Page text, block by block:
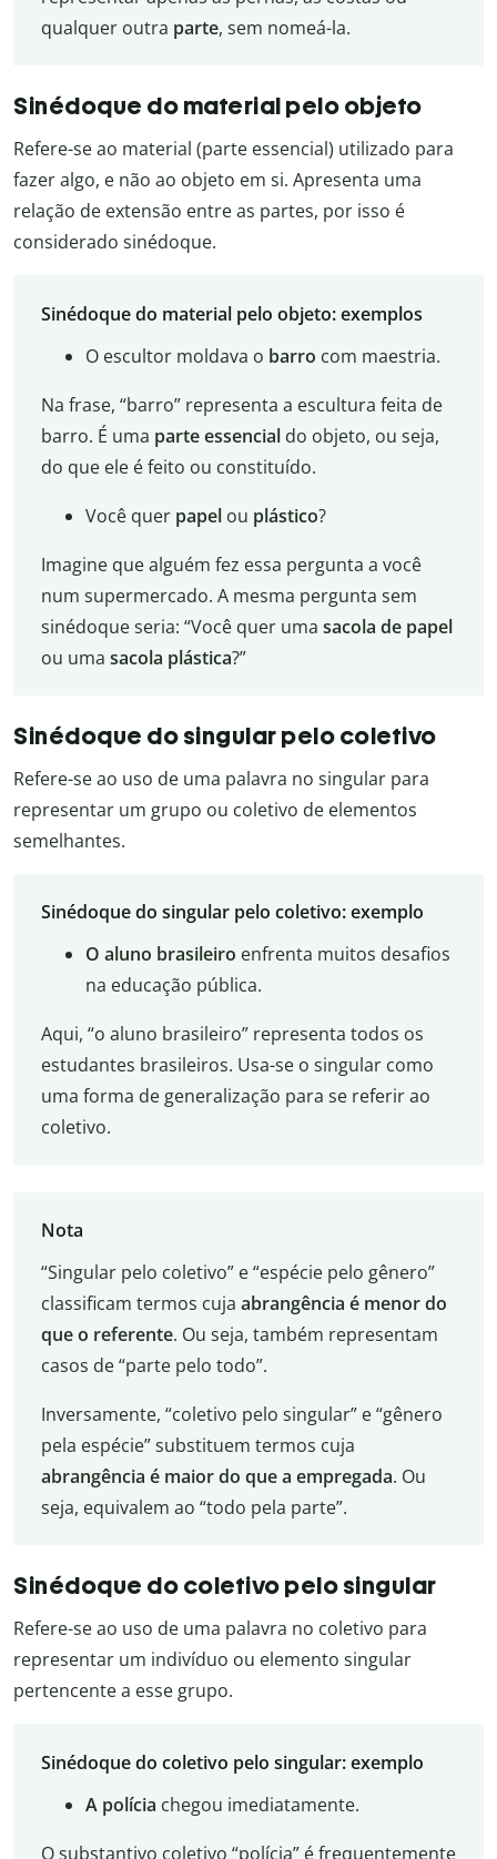
qualquer outra parte, sem nomeá-la.
Sinédoque do material pelo objeto
Refere-se ao material (parte essencial) utilizado para
fazer algo, e não ao objeto em si. Apresenta uma
relação de extensão entre as partes, por isso é
considerado sinédoque.
Sinédoque do material pelo objeto: exemplos
O escultor moldava o barro com maestria.
Na frase, “barro” representa a escultura feita de
barro. É uma parte essencialdo objeto, ou seja,
do que ele é feito ou constituído.
Você quer papel ou plástico?
Imagine que alguém fez essa pergunta a você
num supermercado. A mesma pergunta sem
sinédoque seria: “Você quer uma sacola de papel
ou uma sacola plástica?”
Sinédoque do singular pelo coletivo
Refere-se ao uso de uma palavra no singular para
representar um grupo ou coletivo de elementos
semelhantes.
Sinédoque do singular pelo coletivo: exemplo
O aluno brasileiro enfrenta muitos desafios
na educação pública.
Aqui, “o aluno brasileiro” representa todos os
estudantes brasileiros. Usa-se o singular como
uma forma de generalização para se referir ao
coletivo.
Nota
“Singular pelo coletivo” e “espécie pelo gênero”
classificam termos cuja abrangência é menor do
que o referente. Ou seja, também representam
casos de “parte pelo todo”.
Inversamente, “coletivo pelo singular” e “gênero
pela espécie” substituem termos cuja
abrangência é maior do que a empregada. Ou
seja, equivalem ao “todo pela parte”.
Sinédoque do coletivo pelo singular
Refere-se ao uso de uma palavra no coletivo para
representar um indivíduo ou elemento singular
pertencente a esse grupo.
Sinédoque do coletivo pelo singular: exemplo
A polícia chegou imediatamente.
O substantivo coletivo “polícia” é frequentemente